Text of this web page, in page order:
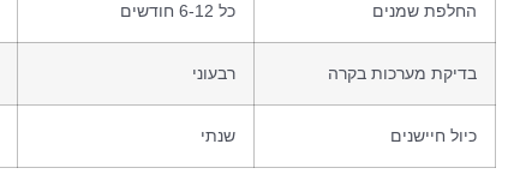
החלפת שמנים כל 6-12 חודשים
בדיקת מערכות בקרה רבעוני
כיול חיישנים שנתי